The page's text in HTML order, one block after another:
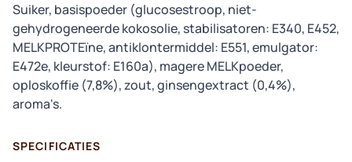
Suiker, basispoeder (glucosestroop, niet-
gehydrogeneerde kokosolie, stabilisatoren: E340, E452,
MELKPROTEïne, antiklontermiddel: E551, emulgator:
E472e, kleurstof: E160a), magere MELKpoeder,
oploskoffie (7,8%), zout, ginsengextract (0,4%),
aroma's.
SPECIFICATIES